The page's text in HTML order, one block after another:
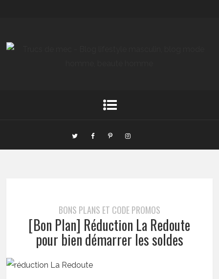
BONS PLANS ET CODE PROMOS
[Bon Plan] Réduction La Redoute
pour bien démarrer les soldes